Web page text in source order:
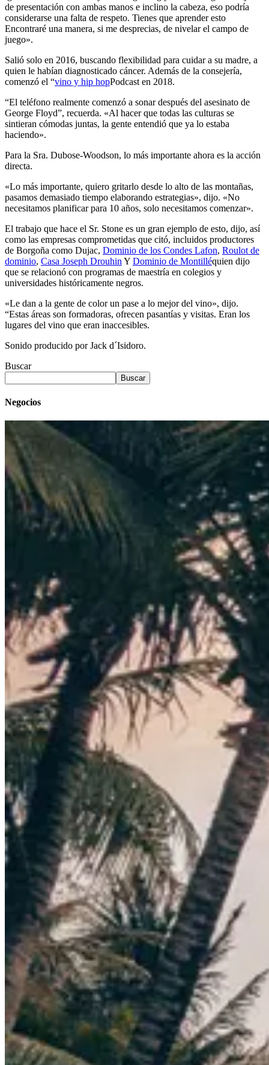
de presentación con ambas manos e inclino la cabeza, eso podría
considerarse una falta de respeto. Tienes que aprender esto
Encontraré una manera, si me desprecias, de nivelar el campo de
juego».
Salió solo en 2016, buscando flexibilidad para cuidar a su madre, a
quien le habían diagnosticado cáncer. Además de la consejería,
comenzó el “vino y hip hopPodcast en 2018.
“El teléfono realmente comenzó a sonar después del asesinato de
George Floyd”, recuerda. «Al hacer que todas las culturas se
sintieran cómodas juntas, la gente entendió que ya lo estaba
haciendo».
Para la Sra. Dubose-Woodson, lo más importante ahora es la acción
directa.
«Lo más importante, quiero gritarlo desde lo alto de las montañas,
pasamos demasiado tiempo elaborando estrategias», dijo. «No
necesitamos planificar para 10 años, solo necesitamos comenzar».
El trabajo que hace el Sr. Stone es un gran ejemplo de esto, dijo, así
como las empresas comprometidas que citó, incluidos productores
de Borgoña como Dujac, Dominio de los Condes Lafon, Roulot de
dominio, Casa Joseph Drouhin Y Dominio de Montilléquien dijo
que se relacionó con programas de maestría en colegios y
universidades históricamente negros.
«Le dan a la gente de color un pase a lo mejor del vino», dijo.
“Estas áreas son formadoras, ofrecen pasantías y visitas. Eran los
lugares del vino que eran inaccesibles.
Sonido producido por Jack d´Isidoro.
Buscar
Buscar
Negocios